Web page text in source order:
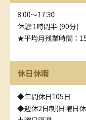
8:00～17:30
休憩:1時間半 (90分)
★平均月残業時間：
休日休暇
◆年間休日105日
◆週休2日制(日曜日